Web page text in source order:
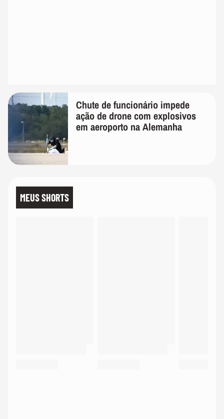
Chute de funcionário impede
ação de drone com explosivos
em aeroporto na Alemanha
MEUS SHORTS